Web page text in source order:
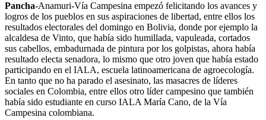
Pancha-Anamuri-Vía Campesina empezó felicitando los avances y
logros de los pueblos en sus aspiraciones de libertad, entre ellos los
resultados electorales del domingo en Bolivia, donde por ejemplo la
alcaldesa de Vinto, que había sido humillada, vapuleada, cortados
sus cabellos, embadurnada de pintura por los golpistas, ahora había
resultado electa senadora, lo mismo que otro joven que había estado
participando en el IALA, escuela latinoamericana de agroecología.
En tanto que no ha parado el asesinato, las masacres de líderes
sociales en Colombia, entre ellos otro líder campesino que también
había sido estudiante en curso IALA María Cano, de la Vía
Campesina colombiana.